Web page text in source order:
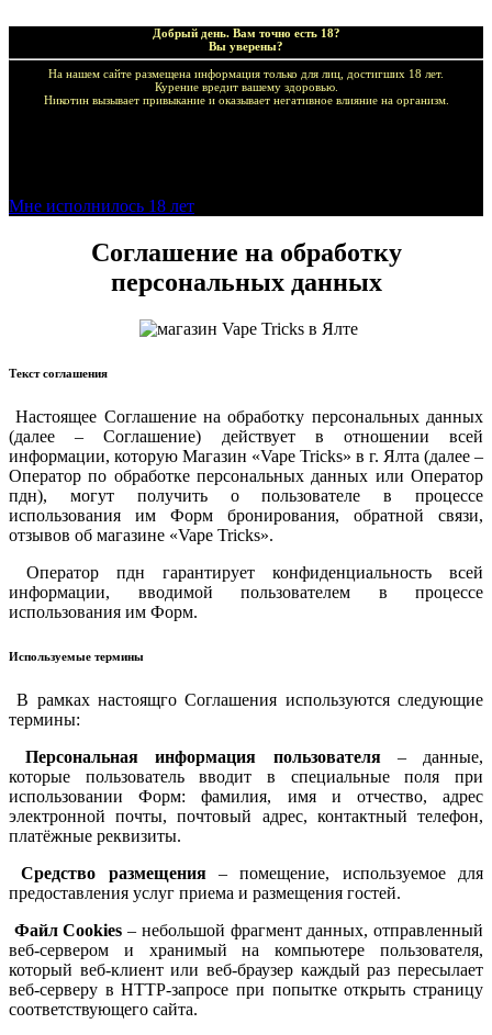
Добрый день. Вам точно есть 18?
Вы уверены?
На нашем сайте размещена информация только для лиц, достигших 18 лет.
Курение вредит вашему здоровью.
Никотин вызывает привыкание и оказывает негативное влияние на организм.
Мне исполнилось 18 лет
Соглашение на обработку
персональных данных
Текст соглашения
Настоящее Соглашение на обработку персональных данных
(далее – Соглашение) действует в отношении всей
информации, которую Магазин «Vape Tricks» в г. Ялта (далее –
Оператор по обработке персональных данных или Оператор
пдн), могут получить о пользователе в процессе
использования им Форм бронирования, обратной связи,
отзывов об магазине «Vape Tricks».
Оператор пдн гарантирует конфиденциальность всей
информации, вводимой пользователем в процессе
использования им Форм.
Используемые термины
В рамках настоящго Соглашения используются следующие
термины:
Персональная информация пользователя– данные,
которые пользователь вводит в специальные поля при
использовании Форм: фамилия, имя и отчество, адрес
электронной почты, почтовый адрес, контактный телефон,
платёжные реквизиты.
Средство размещения– помещение, используемое для
предоставления услуг приема и размещения гостей.
Файл Cookies – небольшой фрагмент данных, отправленный
веб-сервером и хранимый на компьютере пользователя,
который веб-клиент или веб-браузер каждый раз пересылает
веб-серверу в HTTP-запросе при попытке открыть страницу
соответствующего сайта.